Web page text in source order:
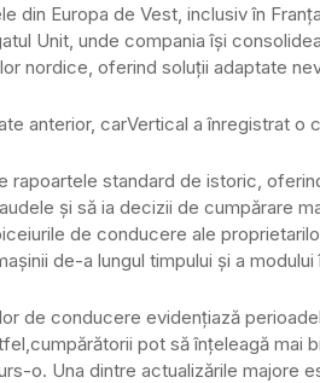
din Europa de Vest, inclusiv în
Unit, unde compania își
nordice, oferind soluții adaptate
anterior, carVertical a înregistrat
rapoartele standard de istoric,
și să ia decizii de cumpărare
de conducere ale
de-a lungul timpului și a
de conducere evidențiază
pot să înțeleagă mai
o. Una dintre actualizările majore